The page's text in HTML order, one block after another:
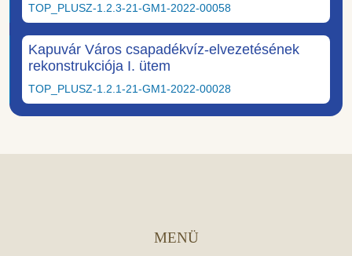
TOP_PLUSZ-1.2.3-21-GM1-2022-00058
Kapuvár Város csapadékvíz-elvezetésének
rekonstrukciója I. ütem
TOP_PLUSZ-1.2.1-21-GM1-2022-00028
MENÜ